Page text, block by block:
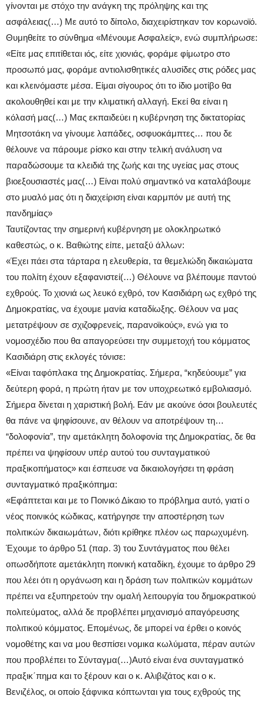
γίνονται με στόχο την ανάγκη της πρόληψης και της
ασφάλειας(…) Με αυτό το δίπολο, διαχειρίστηκαν τον κορωνοϊό.
Θυμηθείτε το σύνθημα «Μένουμε Ασφαλείς», ενώ συμπλήρωσε:
«Είτε μας επιτίθεται ιός, είτε χιονιάς, φοράμε φίμωτρο στο
προσωπό μας, φοράμε αντιολισθητικές αλυσίδες στις ρόδες μας
και κλεινόμαστε μέσα. Είμαι σίγουρος ότι το ίδιο μοτίβο θα
ακολουθηθεί και με την κλιματική αλλαγή. Εκεί θα είναι η
κόλασή μας(…) Μας εκπαιδεύει η κυβέρνηση της δικτατορίας
Μητσοτάκη να γίνουμε λαπάδες, οσφυοκάμπτες… που δε
θέλουνε να πάρουμε ρίσκο και στην τελική ανάλυση να
παραδώσουμε τα κλειδιά της ζωής και της υγείας μας στους
βιοεξουσιαστές μας(…) Είναι πολύ σημαντικό να καταλάβουμε
στο μυαλό μας ότι η διαχείριση είναι καρμπόν με αυτή της
πανδημίας»
Ταυτίζοντας την σημερινή κυβέρνηση με ολοκληρωτικό
καθεστώς, ο κ. Βαθιώτης είπε, μεταξύ άλλων:
«Έχει πάει στα τάρταρα η ελευθερία, τα θεμελιώδη δικαιώματα
του πολίτη έχουν εξαφανιστεί(…) Θέλουνε να βλέπουμε παντού
εχθρούς. Το χιονιά ως λευκό εχθρό, τον Κασιδιάρη ως εχθρό της
Δημοκρατίας, να έχουμε μανία καταδίωξης. Θέλουν να μας
μετατρέψουν σε σχιζοφρενείς, παρανοϊκούς», ενώ για το
νομοσχέδιο που θα απαγορεύσει την συμμετοχή του κόμματος
Κασιδιάρη στις εκλογές τόνισε:
«Είναι ταφόπλακα της Δημοκρατίας. Σήμερα, “κηδεύουμε” για
δεύτερη φορά, η πρώτη ήταν με τον υποχρεωτικό εμβολιασμό.
Σήμερα δίνεται η χαριστική βολή. Εάν με ακούνε όσοι βουλευτές
θα πάνε να ψηφίσουνε, αν θέλουν να αποτρέψουν τη…
“δολοφονία”, την αμετάκλητη δολοφονία της Δημοκρατίας, δε θα
πρέπει να ψηφίσουν υπέρ αυτού του συνταγματικού
πραξικοπήματος» και έσπευσε να δικαιολογήσει τη φράση
συνταγματικό πραξικόπημα:
«Εφάπτεται και με το Ποινικό Δίκαιο το πρόβλημα αυτό, γιατί ο
νέος ποινικός κώδικας, κατήργησε την αποστέρηση των
πολιτικών δικαιωμάτων, διότι κρίθηκε πλέον ως παρωχυμένη.
Έχουμε το άρθρο 51 (παρ. 3) του Συντάγματος που θέλει
οπωσδήποτε αμετάκλητη ποινική καταδίκη, έχουμε το άρθρο 29
που λέει ότι η οργάνωση και η δράση των πολιτικών κομμάτων
πρέπει να εξυπηρετούν την ομαλή λειτουργία του δημοκρατικού
πολιτεύματος, αλλά δε προβλέπει μηχανισμό απαγόρευσης
πολιτικού κόμματος. Επομένως, δε μπορεί να έρθει ο κοινός
νομοθέτης και να μου θεσπίσει νομικα κωλύματα, πέραν αυτών
που προβλέπει το Σύνταγμα(…)Αυτό είναι ένα συνταγματικό
πραξικ΄πημα και το ξέρουν και ο κ. Αλιβιζάτος και ο κ.
Βενιζέλος, οι οποίο ξάφνικα κόπτωνται για τους εχθρούς της